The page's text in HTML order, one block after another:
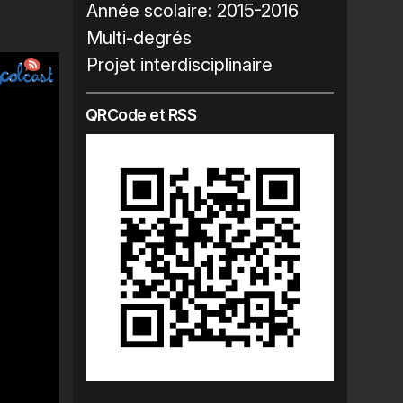
Année scolaire: 2015-2016
Multi-degrés
Projet interdisciplinaire
QRCode et RSS